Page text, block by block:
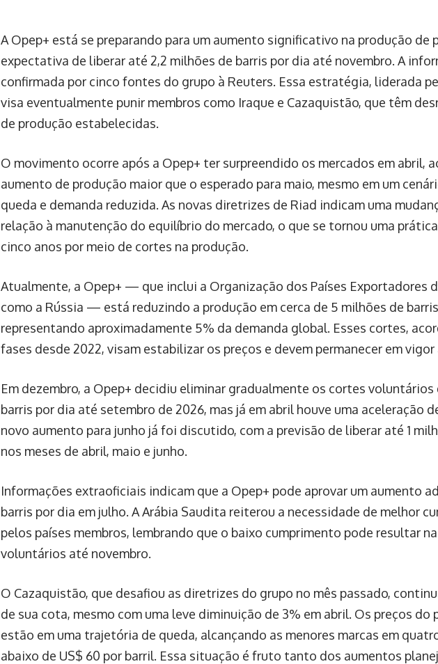
A Opep+ está se preparando para um aumento significativo na produção de
expectativa de liberar até 2,2 milhões de barris por dia até novembro. A
confirmada por cinco fontes do grupo à Reuters. Essa estratégia, liderada
visa eventualmente punir membros como Iraque e Cazaquistão, que têm
de produção estabelecidas.
O movimento ocorre após a Opep+ ter surpreendido os mercados em abril,
aumento de produção maior que o esperado para maio, mesmo em um
queda e demanda reduzida. As novas diretrizes de Riad indicam uma
relação à manutenção do equilíbrio do mercado, o que se tornou uma
cinco anos por meio de cortes na produção.
Atualmente, a Opep+ — que inclui a Organização dos Países Exportadores
como a Rússia — está reduzindo a produção em cerca de 5 milhões de
representando aproximadamente 5% da demanda global. Esses cortes,
fases desde 2022, visam estabilizar os preços e devem permanecer em
Em dezembro, a Opep+ decidiu eliminar gradualmente os cortes voluntários
barris por dia até setembro de 2026, mas já em abril houve uma aceleração
novo aumento para junho já foi discutido, com a previsão de liberar até 1
nos meses de abril, maio e junho.
Informações extraoficiais indicam que a Opep+ pode aprovar um aumento
barris por dia em julho. A Arábia Saudita reiterou a necessidade de melhor
pelos países membros, lembrando que o baixo cumprimento pode resultar
voluntários até novembro.
O Cazaquistão, que desafiou as diretrizes do grupo no mês passado,
de sua cota, mesmo com uma leve diminuição de 3% em abril. Os preços
estão em uma trajetória de queda, alcançando as menores marcas em
abaixo de US$ 60 por barril. Essa situação é fruto tanto dos aumentos